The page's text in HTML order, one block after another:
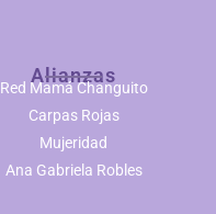
Alianzas
Red Mamá Changuito
Carpas Rojas
Mujeridad
Ana Gabriela Robles